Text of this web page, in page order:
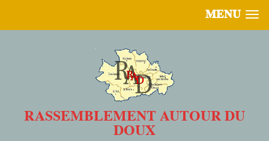
MENU
RASSEMBLEMENT AUTOUR DU
DOUX